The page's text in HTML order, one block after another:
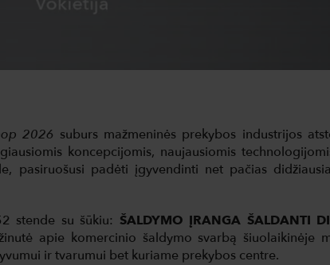
2026 suburs mažmeninės prekybos industrijos
koncepcijomis, naujausiomis
pasiruošusi padėti įgyvendinti net pačias
stende su šūkiu: ŠALDYMO ĮRANGA ŠALDANTI
apie komercinio šaldymo svarbą šiuolaikinėje
ir tvarumui bet kuriame prekybos centre.